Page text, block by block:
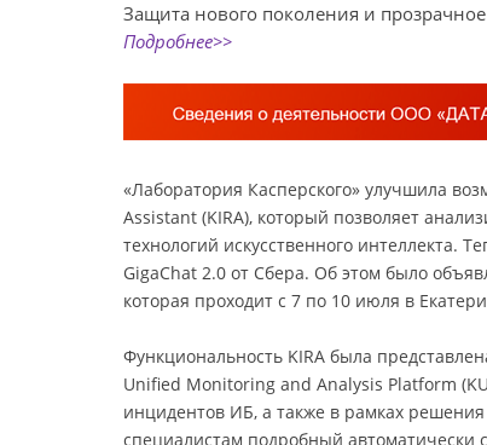
Защита нового поколения и
Подробнее>>
«Лаборатория Касперского» улучшила
Assistant (KIRA), который позволяет
технологий искусственного интеллекта.
GigaChat 2.0 от Сбера. Об этом было
которая проходит с 7 по 10 июля в
Функциональность KIRA была
Unified Monitoring and Analysis Platform
инцидентов ИБ, а также в рамках
специалистам подробный автоматически